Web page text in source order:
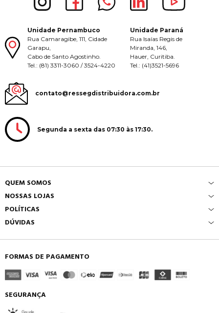
Unidade Pernambuco
Rua Camaragibe, 111, Cidade
Garapu,
Cabo de Santo Agostinho.
Tel.: (81) 3311-3060 / 3524-4220
Unidade Paraná
Rua Isaías Regis de
Miranda, 146,
Hauer, Curitiba.
Tel.: (41)3521-5696
contato@ressegdistribuidora.com.br
Segunda a sexta das 07:30 às 17:30.
QUEM SOMOS
NOSSAS LOJAS
POLÍTICAS
DÚVIDAS
FORMAS DE PAGAMENTO
SEGURANÇA